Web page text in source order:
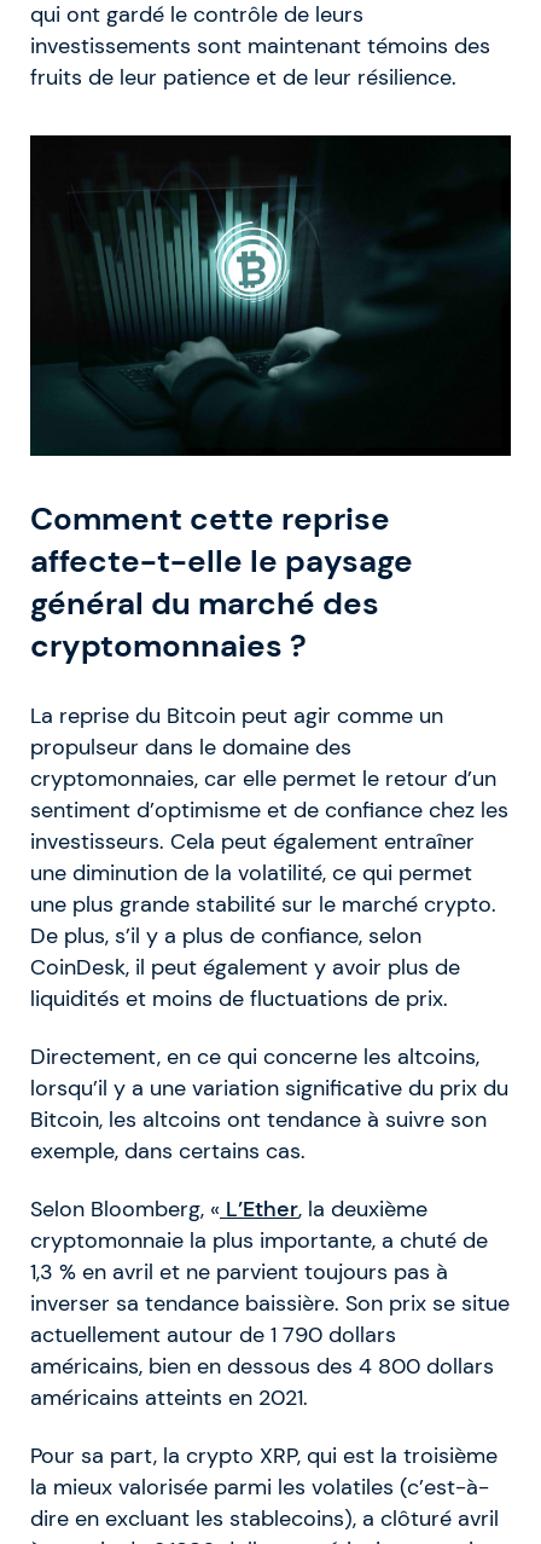
qui ont gardé le contrôle de leurs
investissements sont maintenant témoins des
fruits de leur patience et de leur résilience.
Comment cette reprise
affecte-t-elle le paysage
général du marché des
cryptomonnaies ?
La reprise du Bitcoin peut agir comme un
propulseur dans le domaine des
cryptomonnaies, car elle permet le retour d’un
sentiment d’optimisme et de confiance chez les
investisseurs. Cela peut également entraîner
une diminution de la volatilité, ce qui permet
une plus grande stabilité sur le marché crypto.
De plus, s’il y a plus de confiance, selon
CoinDesk, il peut également y avoir plus de
liquidités et moins de fluctuations de prix.
Directement, en ce qui concerne les altcoins,
lorsqu’il y a une variation significative du prix du
Bitcoin, les altcoins ont tendance à suivre son
exemple, dans certains cas.
Selon Bloomberg, « L’Ether, la deuxième
cryptomonnaie la plus importante, a chuté de
1,3 % en avril et ne parvient toujours pas à
inverser sa tendance baissière. Son prix se situe
actuellement autour de 1 790 dollars
américains, bien en dessous des 4 800 dollars
américains atteints en 2021.
Pour sa part, la crypto XRP, qui est la troisième
la mieux valorisée parmi les volatiles (c’est-à-
dire en excluant les stablecoins), a clôturé avril